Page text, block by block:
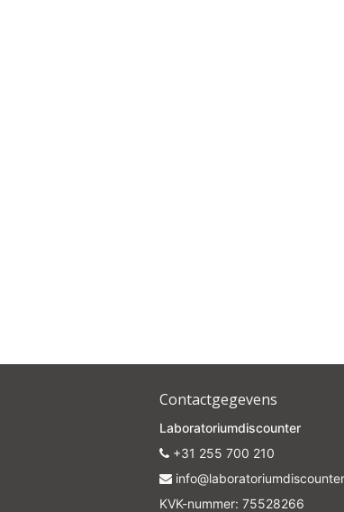
Contactgegevens
Laboratoriumdiscounter
+31 255 700 210
KVK-nummer: 75528266